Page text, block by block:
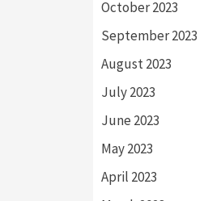
October 2023
September 2023
August 2023
July 2023
June 2023
May 2023
April 2023